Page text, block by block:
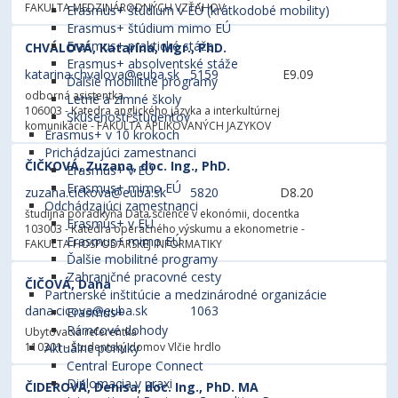
Erasmus+ štúdium v EÚ (krátkodobé mobility)
Erasmus+ štúdium mimo EÚ
Erasmus+ praktické stáže
Erasmus+ absolventské stáže
Ďalšie mobilitné programy
Letné a zimné školy
Skúsenosti študentov
Erasmus+ v 10 krokoch
Prichádzajúci zamestnanci
Erasmus+ v EÚ
Erasmus+ mimo EÚ
Odchádzajúci zamestnanci
Erasmus+ v EÚ
Erasmus+ mimo EÚ
Ďalšie mobilitné programy
Zahraničné pracovné cesty
Partnerské inštitúcie a medzinárodné organizácie
Erasmus+
Rámcové dohody
Aktuálne ponuky
Central Europe Connect
Diplomacia v praxi
FAKULTA MEDZINÁRODNÝCH VZŤAHOV
CHVÁLOVÁ, Katarína, Mgr., PhD.
katarina.chvalova@euba.sk
5159 E9.09
odborná asistentka
106003 - Katedra anglického jazyka a interkultúrnej
komunikácie- FAKULTA APLIKOVANÝCH JAZYKOV
ČIČKOVÁ, Zuzana, doc. Ing., PhD.
zuzana.cickova@euba.sk
5820 D8.20
študijná poradkyňa Data science v ekonómii, docentka
103003 - Katedra operačného výskumu a ekonometrie-
FAKULTA HOSPODÁRSKEJ INFORMATIKY
ČIČOVÁ, Dana
dana.cicova@euba.sk
1063
Ubytovacia referentka
110301 - Študentský domov Vlčie hrdlo
ČIDEROVÁ, Denisa, doc. Ing., PhD. MA